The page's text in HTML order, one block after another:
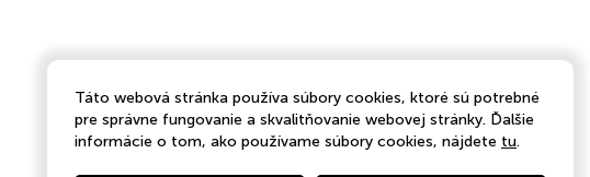
Táto webová stránka používa súbory cookies, ktoré sú potrebné
pre správne fungovanie a skvalitňovanie webovej stránky. Ďalšie
informácie o tom, ako používame súbory cookies, nájdete tu.